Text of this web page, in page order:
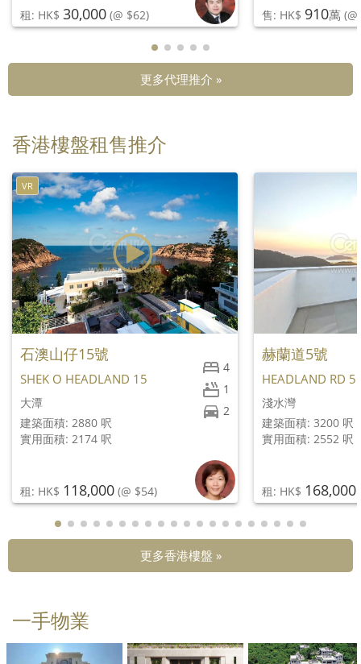
租: HK$ 30,000 (@ $62) 售: HK$ 910萬
更多代理推介 »
香港樓盤租售推介
VR
4
1
2
石澳山仔15號
SHEK O HEADLAND 15
大潭
建築面積: 2880 呎
實用面積: 2174 呎
租: HK$ 118,000 (@ $54)
赫蘭道5號
HEADLAND RD 5
淺水灣
建築面積: 3200 呎
實用面積: 2552 呎
租: HK$ 168,000
更多香港樓盤 »
一手物業